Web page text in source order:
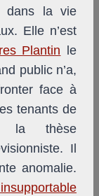
dans la vie
Elle n’est
Plantin le
public n’a,
face à
tenants de
la thèse
Il
anomalie.